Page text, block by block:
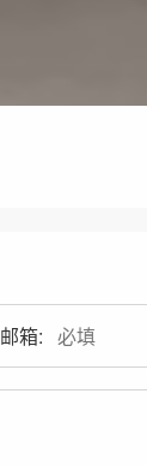
邮箱: